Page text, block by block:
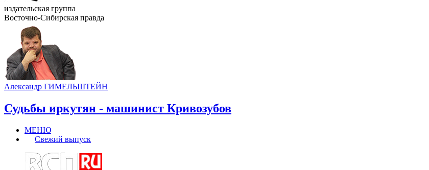
издательская группа
Восточно-Сибирская правда
Александр ГИМЕЛЬШТЕЙН
Судьбы иркутян - машинист Кривозубов
МЕНЮ
Свежий выпуск